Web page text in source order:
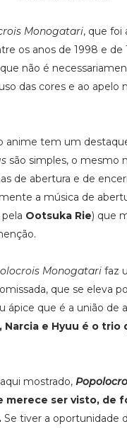
Monogatari, que foi
os anos de 1998 e de
não é
das cores e ao apelo
anime tem um
são simples, o mesmo
de abertura e de
a música de
Ootsuka Rie) que
Monogatarifaz
que se eleva
ápice que é a união de
Narcia e Hyuu é o trio
mostrado,
merece ser visto, de
Se tiver a oportunidade